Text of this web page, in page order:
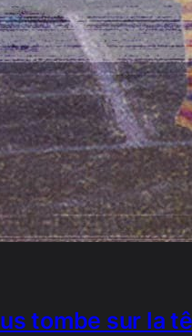
tombe sur la